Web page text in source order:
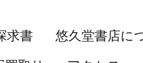
求書 悠久堂書店に